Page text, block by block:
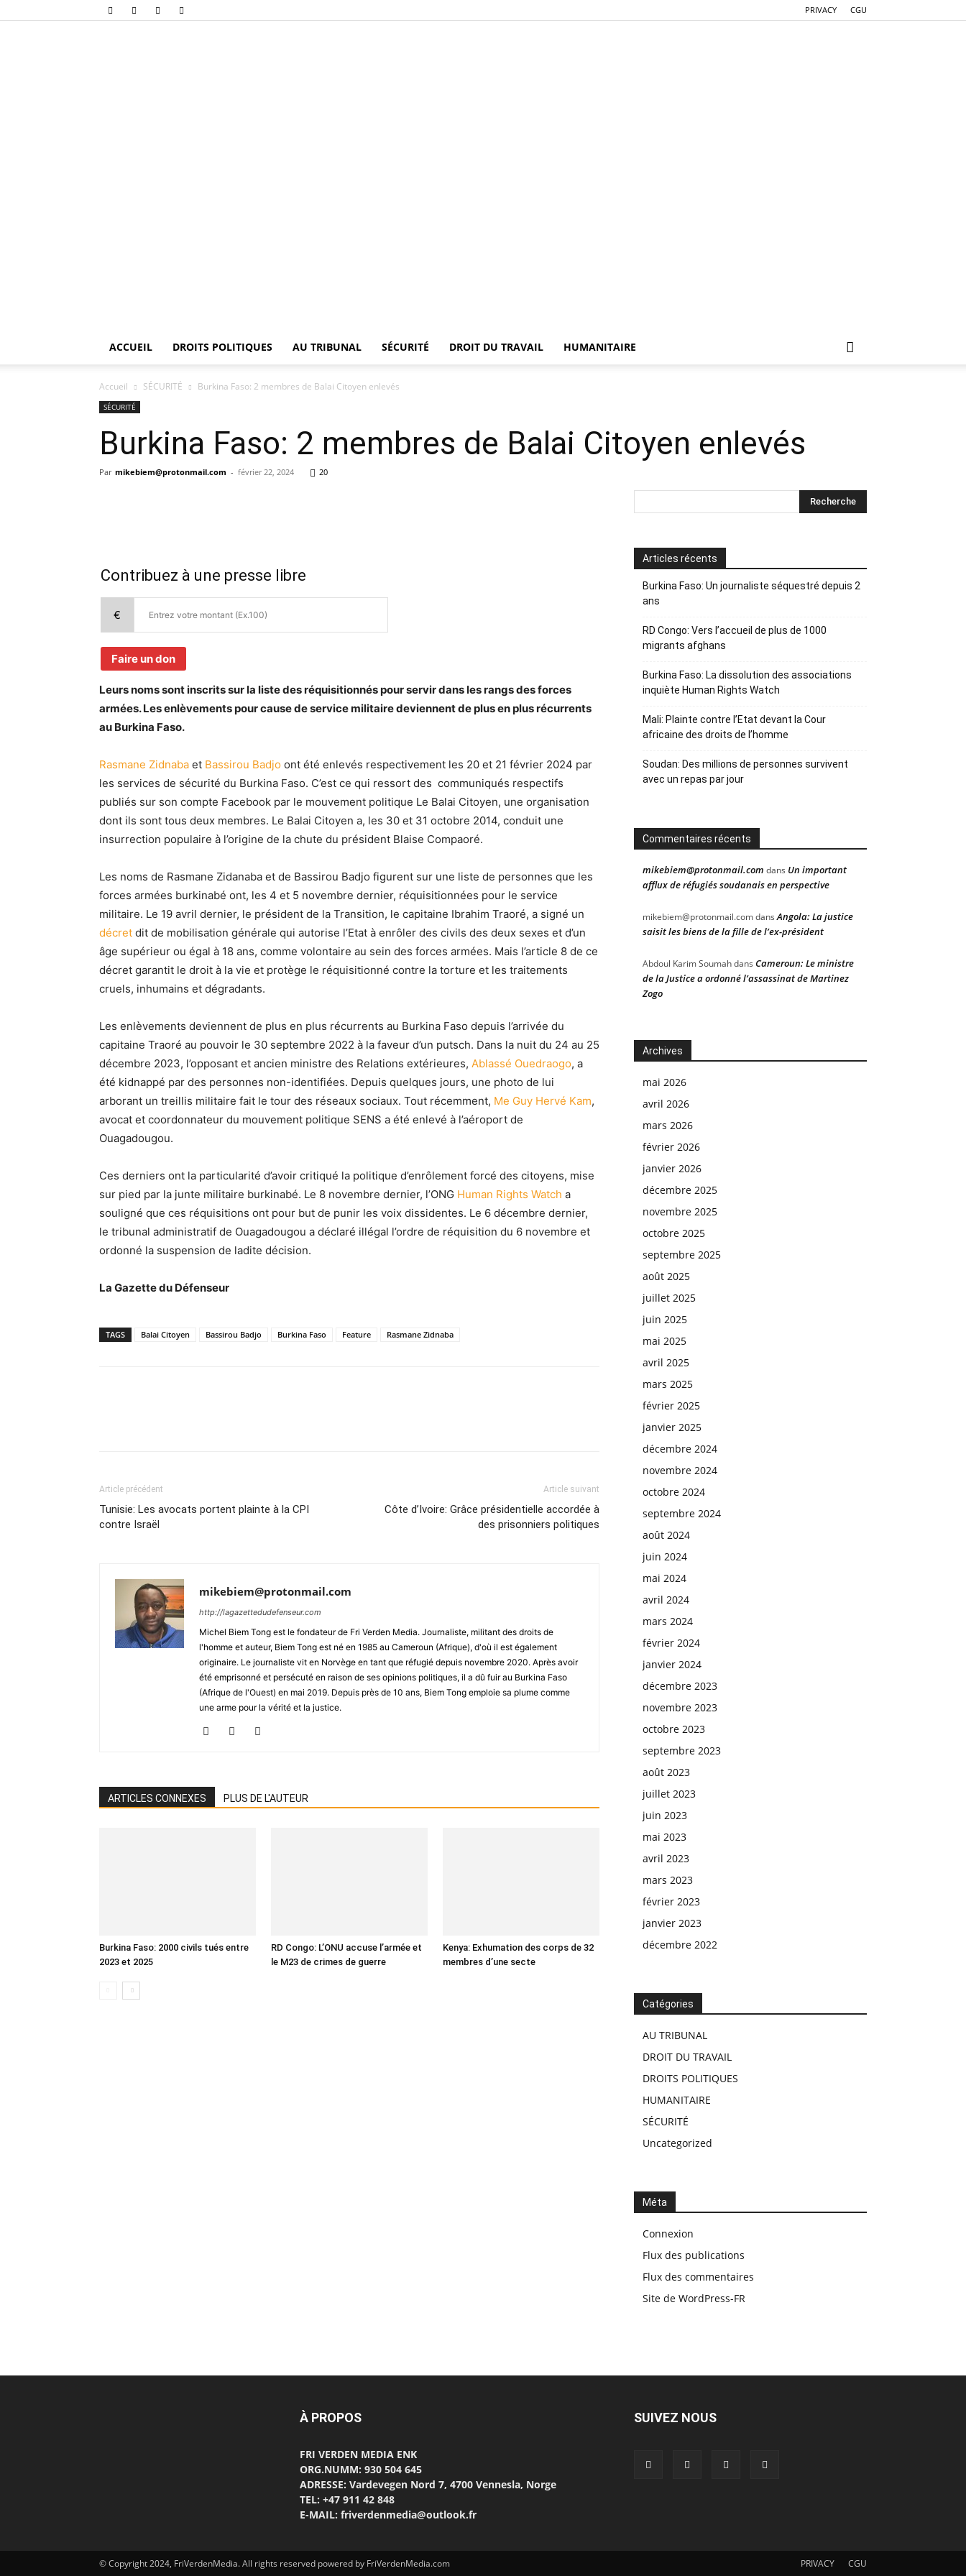
PRIVACY CGU
ACCUEIL DROITS POLITIQUES AU TRIBUNAL SÉCURITÉ DROIT DU TRAVAIL HUMANITAIRE
Accueil SÉCURITÉ Burkina Faso: 2 membres de Balai Citoyen enlevés
SÉCURITÉ
Burkina Faso: 2 membres de Balai Citoyen enlevés
Par mikebiem@protonmail.com - février 22, 2024 20
Contribuez à une presse libre
€
Faire un don
Leurs noms sont inscrits sur la liste des réquisitionnés pour servir dans les rangs des forces
armées. Les enlèvements pour cause de service militaire deviennent de plus en plus récurrents
au Burkina Faso.
Rasmane Zidnaba et Bassirou Badjo ont été enlevés respectivement les 20 et 21 février 2024 par
les services de sécurité du Burkina Faso. C’est ce qui ressort des communiqués respectifs
publiés sur son compte Facebook par le mouvement politique Le Balai Citoyen, une organisation
dont ils sont tous deux membres. Le Balai Citoyen a, les 30 et 31 octobre 2014, conduit une
insurrection populaire à l’origine de la chute du président Blaise Compaoré.
Les noms de Rasmane Zidanaba et de Bassirou Badjo figurent sur une liste de personnes que les
forces armées burkinabé ont, les 4 et 5 novembre dernier, réquisitionnées pour le service
militaire. Le 19 avril dernier, le président de la Transition, le capitaine Ibrahim Traoré, a signé un
décret dit de mobilisation générale qui autorise l’Etat à enrôler des civils des deux sexes et d’un
âge supérieur ou égal à 18 ans, comme volontaire au sein des forces armées. Mais l’article 8 de ce
décret garantit le droit à la vie et protège le réquisitionné contre la torture et les traitements
cruels, inhumains et dégradants.
Les enlèvements deviennent de plus en plus récurrents au Burkina Faso depuis l’arrivée du
capitaine Traoré au pouvoir le 30 septembre 2022 à la faveur d’un putsch. Dans la nuit du 24 au 25
décembre 2023, l’opposant et ancien ministre des Relations extérieures, Ablassé Ouedraogo, a
été kidnappé par des personnes non-identifiées. Depuis quelques jours, une photo de lui
arborant un treillis militaire fait le tour des réseaux sociaux. Tout récemment, Me Guy Hervé Kam,
avocat et coordonnateur du mouvement politique SENS a été enlevé à l’aéroport de
Ouagadougou.
Ces derniers ont la particularité d’avoir critiqué la politique d’enrôlement forcé des citoyens, mise
sur pied par la junte militaire burkinabé. Le 8 novembre dernier, l’ONG Human Rights Watch a
souligné que ces réquisitions ont pour but de punir les voix dissidentes. Le 6 décembre dernier,
le tribunal administratif de Ouagadougou a déclaré illégal l’ordre de réquisition du 6 novembre et
ordonné la suspension de ladite décision.
La Gazette du Défenseur
TAGS Balai Citoyen Bassirou Badjo Burkina Faso Feature Rasmane Zidnaba
Article précédent
Tunisie: Les avocats portent plainte à la CPI
contre Israël
Article suivant
Côte d’Ivoire: Grâce présidentielle accordée à
des prisonniers politiques
mikebiem@protonmail.com
http://lagazettedudefenseur.com
Michel Biem Tong est le fondateur de Fri Verden Media. Journaliste, militant des droits de
l'homme et auteur, Biem Tong est né en 1985 au Cameroun (Afrique), d'où il est également
originaire. Le journaliste vit en Norvège en tant que réfugié depuis novembre 2020. Après avoir
été emprisonné et persécuté en raison de ses opinions politiques, il a dû fuir au Burkina Faso
(Afrique de l'Ouest) en mai 2019. Depuis près de 10 ans, Biem Tong emploie sa plume comme
une arme pour la vérité et la justice.
ARTICLES CONNEXES PLUS DE L'AUTEUR
Burkina Faso: 2000 civils tués entre
2023 et 2025
RD Congo: L’ONU accuse l’armée et
le M23 de crimes de guerre
Kenya: Exhumation des corps de 32
membres d’une secte
Articles récents
Burkina Faso: Un journaliste séquestré depuis 2
ans
RD Congo: Vers l’accueil de plus de 1000
migrants afghans
Burkina Faso: La dissolution des associations
inquiète Human Rights Watch
Mali: Plainte contre l’Etat devant la Cour
africaine des droits de l’homme
Soudan: Des millions de personnes survivent
avec un repas par jour
Commentaires récents
mikebiem@protonmail.com dans Un important
afflux de réfugiés soudanais en perspective
mikebiem@protonmail.comdansAngola: La justice
saisit les biens de la fille de l’ex-président
Abdoul Karim Soumahdans Cameroun: Le ministre
de la Justice a ordonné l’assassinat de Martinez
Zogo
Archives
mai 2026
avril 2026
mars 2026
février 2026
janvier 2026
décembre 2025
novembre 2025
octobre 2025
septembre 2025
août 2025
juillet 2025
juin 2025
mai 2025
avril 2025
mars 2025
février 2025
janvier 2025
décembre 2024
novembre 2024
octobre 2024
septembre 2024
août 2024
juin 2024
mai 2024
avril 2024
mars 2024
février 2024
janvier 2024
décembre 2023
novembre 2023
octobre 2023
septembre 2023
août 2023
juillet 2023
juin 2023
mai 2023
avril 2023
mars 2023
février 2023
janvier 2023
décembre 2022
Catégories
AU TRIBUNAL
DROIT DU TRAVAIL
DROITS POLITIQUES
HUMANITAIRE
SÉCURITÉ
Uncategorized
Méta
Connexion
Flux des publications
Flux des commentaires
Site de WordPress-FR
À PROPOS
FRI VERDEN MEDIA ENK
ORG.NUMM: 930 504 645
ADRESSE: Vardevegen Nord 7, 4700 Vennesla, Norge
TEL: +47 911 42 848
E-MAIL: friverdenmedia@outlook.fr
SUIVEZ NOUS
PRIVACY CGU
© Copyright 2024, FriVerdenMedia. All rights reserved powered by FriVerdenMedia.com